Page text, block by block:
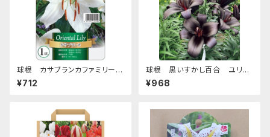
球根 カサブランカファミリー
ユリ【カサブランカ】ya [サイズ:
1球入り]
¥712
球根 黒いすかし百合 ユリ
【ブラックシップ】tk [サイズ: 2球
入り]
¥968